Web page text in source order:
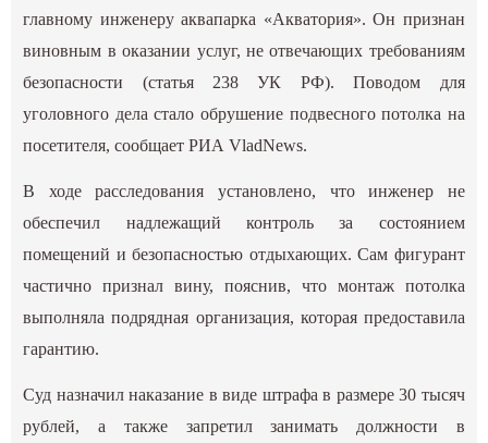
главному инженеру аквапарка «Акватория». Он признан
виновным в оказании услуг, не отвечающих требованиям
безопасности (статья 238 УК РФ). Поводом для
уголовного дела стало обрушение подвесного потолка на
посетителя, сообщает РИА VladNews.
В ходе расследования установлено, что инженер не
обеспечил надлежащий контроль за состоянием
помещений и безопасностью отдыхающих. Сам фигурант
частично признал вину, пояснив, что монтаж потолка
выполняла подрядная организация, которая предоставила
гарантию.
Суд назначил наказание в виде штрафа в размере 30 тысяч
рублей, а также запретил занимать должности в